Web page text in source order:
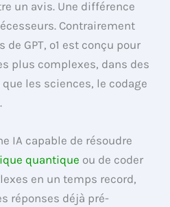
un avis. Une différence
Contrairement
GPT, o1 est conçu pour
plus complexes, dans des
les sciences, le codage
IA capable de résoudre
quantique ou de coder
en un temps record,
réponses déjà pré-